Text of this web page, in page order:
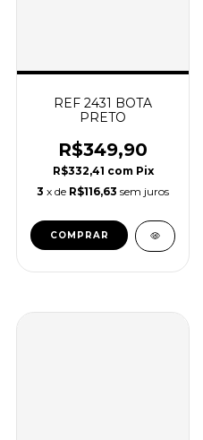
REF 2431 BOTA
PRETO
R$349,90
R$332,41 com Pix
3 x de R$116,63 sem juros
COMPRAR